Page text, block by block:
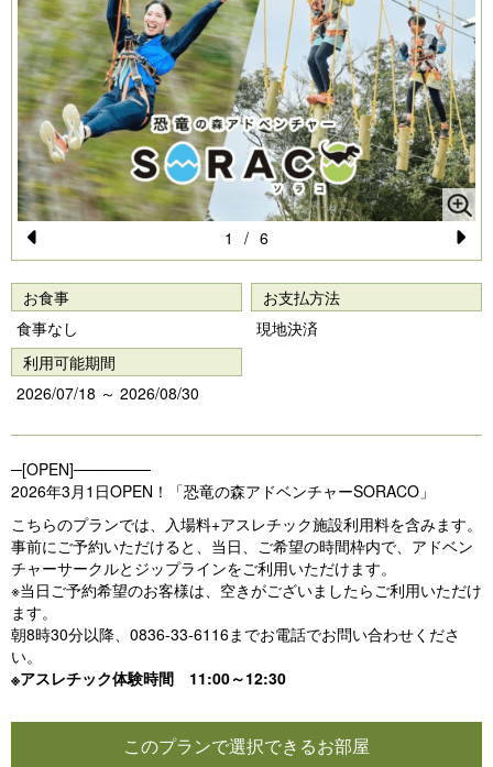
Pr
e
vi
o
u
s
N
1 / 6
お食事
食事なし
お支払方法
現地決済
利用可能期間
2026/07/18 ～ 2026/08/30
─[OPEN]───────
2026年3月1日OPEN！「恐竜の森アドベンチャーSORACO」
こちらのプランでは、入場料+アスレチック施設利用料を含みます。
事前にご予約いただけると、当日、ご希望の時間枠内で、アドベン
チャーサークルとジップラインをご利用いただけます。
※当日ご予約希望のお客様は、空きがございましたらご利用いただけ
ます。
朝8時30分以降、0836-33-6116までお電話でお問い合わせくださ
い。
※アスレチック体験時間 11:00～12:30
このプランで選択できるお部屋